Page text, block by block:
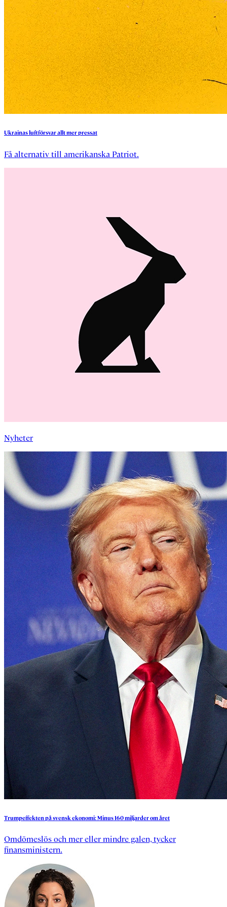
Ukrainasluftförsvaralltmerpressat
Få alternativ till amerikanska Patriot.
Nyheter
Trumpeffektenpåsvensk ekonomi:Minus160miljarderomåret
Omdömeslös och mer eller mindre galen, tycker
finansministern.